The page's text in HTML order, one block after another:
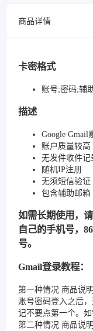
商品详情
卡密格式
账号;密码;辅
描述
Google Gmail
账户质量较高
无发件收件记
随机IP注册
无须短信验证
包含辅助邮箱
如需长期使用，
自己的手机号，
号。
Gmail登录教程：
第一种情况 商品说
账号密码登入之后
记不要点第一个。
第二种情况 商品说